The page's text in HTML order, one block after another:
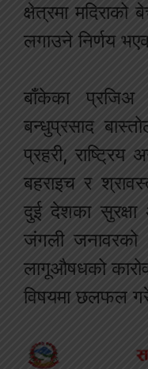
क्षेत्रमा
लगाउने निर्णय
बाँकेका प्रजिअ
बन्धुप्रसाद
प्रहरी, राष्ट्रिय
बहराइच र
दुई देशका
जंगली जनावरको
लागूऔषधको
विषयमा छलफल